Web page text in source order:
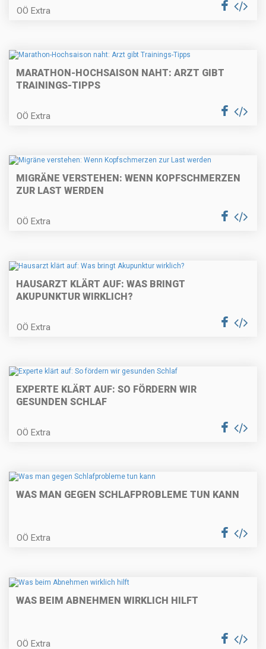
OÖ Extra
MARATHON-HOCHSAISON NAHT: ARZT GIBT
TRAININGS-TIPPS
OÖ Extra
MIGRÄNE VERSTEHEN: WENN KOPFSCHMERZEN
ZUR LAST WERDEN
OÖ Extra
HAUSARZT KLÄRT AUF: WAS BRINGT
AKUPUNKTUR WIRKLICH?
OÖ Extra
EXPERTE KLÄRT AUF: SO FÖRDERN WIR
GESUNDEN SCHLAF
OÖ Extra
WAS MAN GEGEN SCHLAFPROBLEME TUN KANN
OÖ Extra
WAS BEIM ABNEHMEN WIRKLICH HILFT
OÖ Extra